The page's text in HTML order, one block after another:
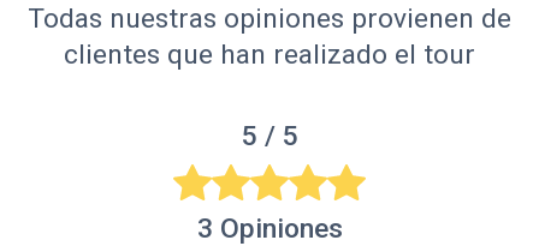
Todas nuestras opiniones provienen de
clientes que han realizado el tour
5 / 5
3 Opiniones